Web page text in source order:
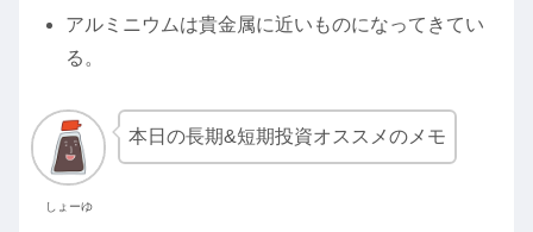
アルミニウムは貴金属に近いものになってきてい
る。
しょーゆ
本日の長期&短期投資オススメのメモ